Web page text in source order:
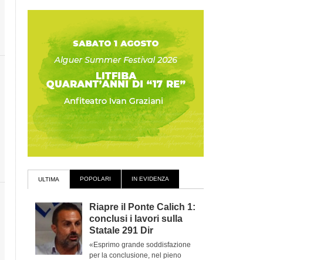
ULTIMA POPOLARI IN EVIDENZA
Riapre il Ponte Calich 1:
conclusi i lavori sulla
Statale 291 Dir
«Esprimo grande soddisfazione
per la conclusione, nel pieno